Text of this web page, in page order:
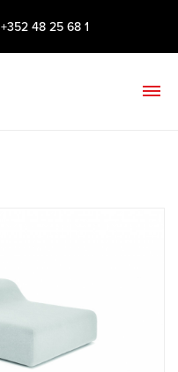
+352 48 25 68 1